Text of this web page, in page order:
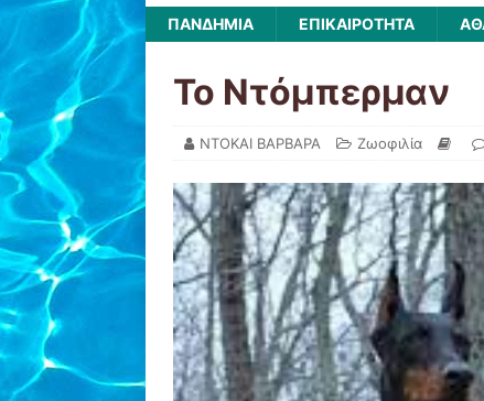
ΠΑΝΔΗΜΊΑ ΕΠΙΚΑΙΡΌΤΗΤΑ
Το Ντόμπερμαν
ΝΤΟΚΑΙ ΒΑΡΒΑΡΑ Ζωοφιλία